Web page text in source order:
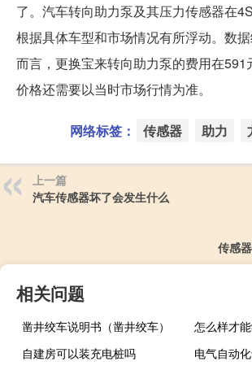
了。汽车转向助力泵及其压力传感器在
根据具体车型和市场情况有所浮动。数
而言，更换宝来转向助力泵的费用在591
价格还需要以当时市场行情为准。
网络标签： 传感器 助力
上一篇
汽车传感器坏了会发生什么
传感
相关问题
凿井绞车说明书（凿井绞车）
怎么样才
自建房可以装充电桩吗
电气自动